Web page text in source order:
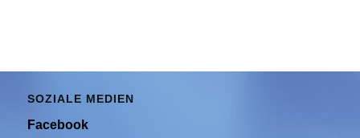
SOZIALE MEDIEN
Facebook